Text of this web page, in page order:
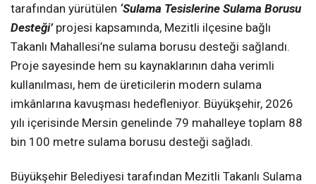
tarafından yürütülen ‘Sulama Tesislerine Sulama Borusu
Desteği’projesi kapsamında, Mezitli ilçesine bağlı
Takanlı Mahallesi’ne sulama borusu desteği sağlandı.
Proje sayesinde hem su kaynaklarının daha verimli
kullanılması, hem de üreticilerin modern sulama
imkânlarına kavuşması hedefleniyor. Büyükşehir, 2026
yılı içerisinde Mersin genelinde 79 mahalleye toplam 88
bin 100 metre sulama borusu desteği sağladı.
Büyükşehir Belediyesi tarafından Mezitli Takanlı Sulama